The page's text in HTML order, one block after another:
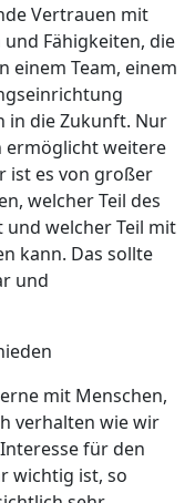
Vertrauen mit
Fähigkeiten, die
einem Team, einem
in die Zukunft. Nur
ermöglicht weitere
ist es von großer
welcher Teil des
welcher Teil mit
kann. Das sollte
und
mit Menschen,
verhalten wie wir
für den
wichtig ist, so